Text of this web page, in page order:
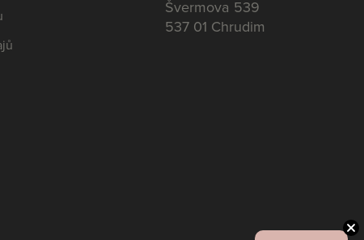
Švermova 539
537 01 Chrudim